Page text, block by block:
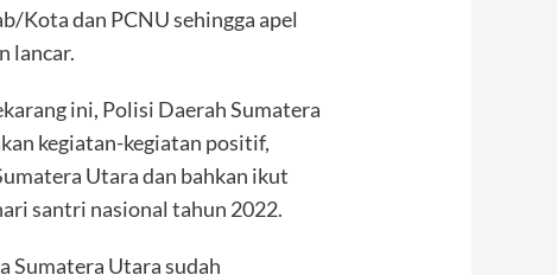
Kota dan PCNU sehingga apel
lancar.
ini, Polisi Daerah Sumatera
kegiatan-kegiatan positif,
Utara dan bahkan ikut
santri nasional tahun 2022.
Sumatera Utara sudah